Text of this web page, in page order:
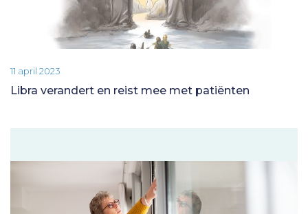
11 april 2023
Libra verandert en reist mee met patiënten